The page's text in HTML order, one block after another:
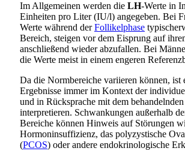
Im Allgemeinen werden die LH-Werte in
Einheiten pro Liter (IU/l) angegeben. Bei
Werte während derFollikelphase
Bereich, steigen vor dem Eisprung auf
anschließend wieder abzufallen. Bei
die Werte meist in einem engeren
Da die Normbereiche variieren können, ist
Ergebnisse immer im Kontext der
und in Rücksprache mit dem
interpretieren. Schwankungen außerhalb
Bereiche können Hinweis auf Störungen
Hormoninsuffizienz, das polyzystische
(PCOS) oder andere endokrinologische